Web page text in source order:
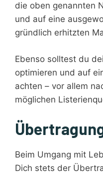
die oben genannten
und auf eine
gründlich erhitzten
Ebenso solltest du
optimieren und auf
achten – vor allem
möglichen
Beim Umgang mit
Dich stets der